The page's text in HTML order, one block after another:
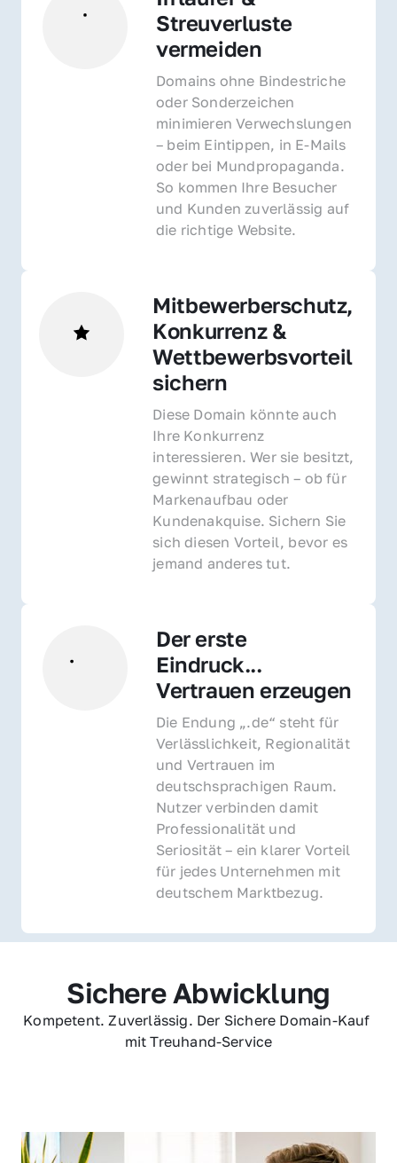
Streuverluste
vermeiden
Domains ohne Bindestriche
oder Sonderzeichen
minimieren Verwechslungen
– beim Eintippen, in E-Mails
oder bei Mundpropaganda.
So kommen Ihre Besucher
und Kunden zuverlässig auf
die richtige Website.
Mitbewerberschutz,
Konkurrenz &
Wettbewerbsvorteil
sichern
Diese Domain könnte auch
Ihre Konkurrenz
interessieren. Wer sie besitzt,
gewinnt strategisch – ob für
Markenaufbau oder
Kundenakquise. Sichern Sie
sich diesen Vorteil, bevor es
jemand anderes tut.
Der erste
Eindruck...
Vertrauen erzeugen
Die Endung „.de“ steht für
Verlässlichkeit, Regionalität
und Vertrauen im
deutschsprachigen Raum.
Nutzer verbinden damit
Professionalität und
Seriosität – ein klarer Vorteil
für jedes Unternehmen mit
deutschem Marktbezug.
Sichere Abwicklung
Kompetent. Zuverlässig. Der Sichere Domain-Kauf
mit Treuhand-Service